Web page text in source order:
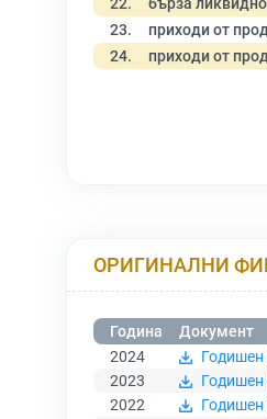
23. приходи от
24. приходи от
ОРИГИНАЛНИ
Година
Документ
2024
Годишен
2023
Годишен
2022
Годишен